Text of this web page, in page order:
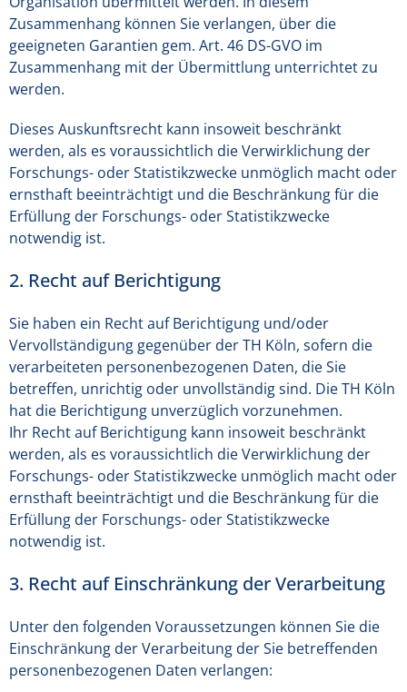
Zusammenhang können Sie verlangen, über die
geeigneten Garantien gem. Art. 46 DS-GVO im
Zusammenhang mit der Übermittlung unterrichtet zu
werden.
Dieses Auskunftsrecht kann insoweit beschränkt
werden, als es voraussichtlich die Verwirklichung der
Forschungs- oder Statistikzwecke unmöglich macht oder
ernsthaft beeinträchtigt und die Beschränkung für die
Erfüllung der Forschungs- oder Statistikzwecke
notwendig ist.
2. Recht auf Berichtigung
Sie haben ein Recht auf Berichtigung und/oder
Vervollständigung gegenüber der TH Köln, sofern die
verarbeiteten personenbezogenen Daten, die Sie
betreffen, unrichtig oder unvollständig sind. Die TH Köln
hat die Berichtigung unverzüglich vorzunehmen.
Ihr Recht auf Berichtigung kann insoweit beschränkt
werden, als es voraussichtlich die Verwirklichung der
Forschungs- oder Statistikzwecke unmöglich macht oder
ernsthaft beeinträchtigt und die Beschränkung für die
Erfüllung der Forschungs- oder Statistikzwecke
notwendig ist.
3. Recht auf Einschränkung der Verarbeitung
Unter den folgenden Voraussetzungen können Sie die
Einschränkung der Verarbeitung der Sie betreffenden
personenbezogenen Daten verlangen: